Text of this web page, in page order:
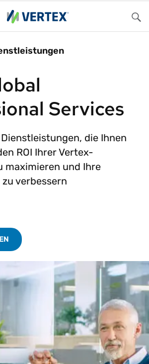
Services
die Ihnen
ROI Ihrer Vertex-
maximieren und Ihre
verbessern